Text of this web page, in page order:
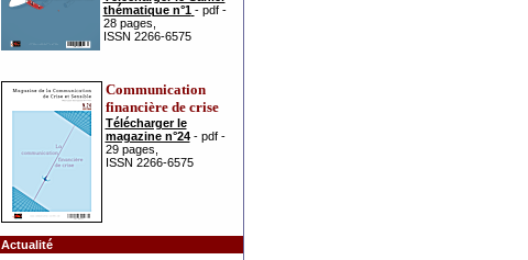
thématique n°1 - pdf -
28 pages,
ISSN 2266-6575
Communication
financière de crise
Télécharger le
magazine n°24- pdf -
29 pages,
ISSN 2266-6575
Actualité